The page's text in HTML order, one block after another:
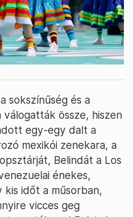
sokszínűség és a
össze, hiszen
egy-egy dalt a
mexikói zenekara, a
Belindát a Los
énekes,
kis időt a műsorban,
vicces geg